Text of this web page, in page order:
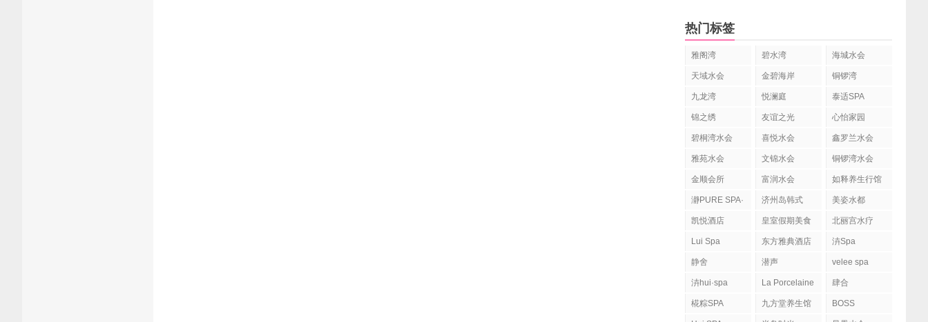
热门标签
雅阁湾 碧水湾 海城水会
天域水会 金碧海岸 铜锣湾
九龙湾
悦澜庭
SPA
泰适SPA
锦之绣 友谊之光 心怡家园
碧桐湾水会 喜悦水会 鑫罗兰水会
雅苑水会 文锦水会 铜锣湾水会
金顺会所 富润水会 如释养生行馆
瀞PURE SPA·
济州岛韩式
美姿水都
凯悦酒店
皇室假期美食
北丽宫水疗
Lui Spa
东方雅典酒店
泋Spa
静舍 潜声 velee spa
泋hui·spa
La Porcelaine
肆合
椛粽SPA 九方堂养生馆
BOSS